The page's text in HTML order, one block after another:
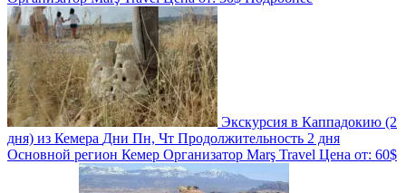
Экскурсия в Каппадокию (2
дня) из Кемера Дни Пн, Чт Продолжительность 2 дня
Основной регион Кемер Организатор Marş Travel Цена от: 60$